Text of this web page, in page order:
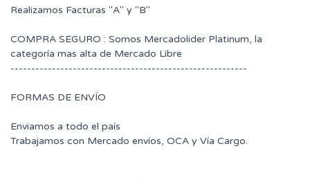
Realizamos Facturas "A" y "B"
COMPRA SEGURO : Somos Mercadolider Platinum, la
categoría mas alta de Mercado Libre
---------------------------------------------------------
FORMAS DE ENVÍO
Enviamos a todo el país
Trabajamos con Mercado envíos, OCA y Vía Cargo.